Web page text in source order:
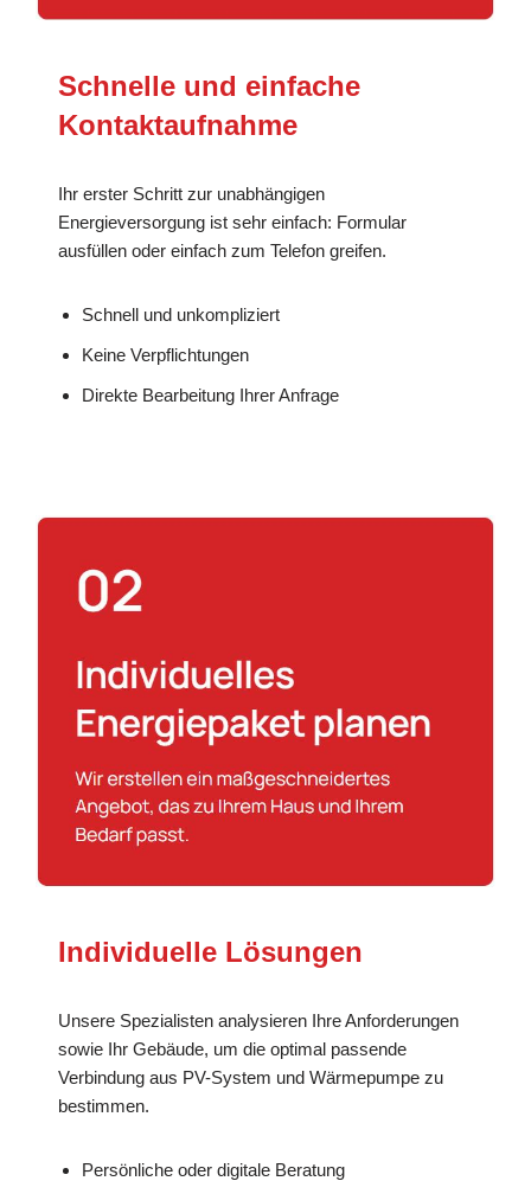
Schnelle und einfache
Kontaktaufnahme
Ihr erster Schritt zur unabhängigen
Energieversorgung ist sehr einfach: Formular
ausfüllen oder einfach zum Telefon greifen.
Schnell und unkompliziert
Keine Verpflichtungen
Direkte Bearbeitung Ihrer Anfrage
Individuelle Lösungen
Unsere Spezialisten analysieren Ihre Anforderungen
sowie Ihr Gebäude, um die optimal passende
Verbindung aus PV-System und Wärmepumpe zu
bestimmen.
Persönliche oder digitale Beratung